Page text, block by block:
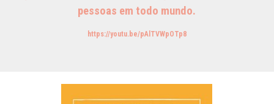
pessoas em todo mundo.
https://youtu.be/pAlTVWpOTp8